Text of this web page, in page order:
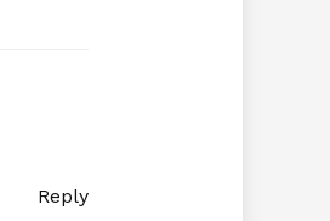
Reply